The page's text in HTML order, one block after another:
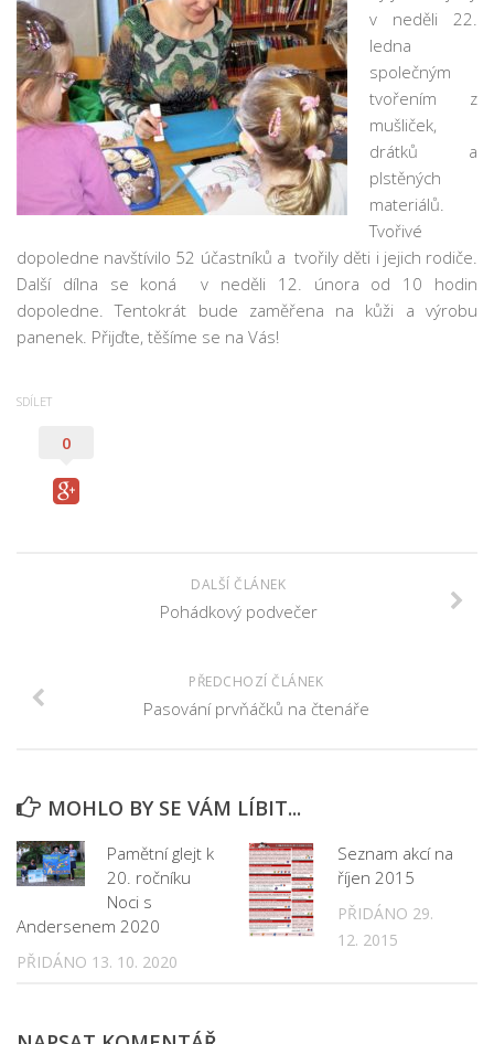
Pobočka Malý Rohozec
Pobočka Turnov II
Pobočka Mašov
Půjčovní doba
Služby
Základní služby
Půjčování e-knih a čteček e-knih
Portál KNIHA Z KNIHOVNY
Kultura a vzdělávání
Služby handicapovaným
Fotogalerie
Podporují nás
Akce
Online katalog
Vzdělávací centrum
Informační centrum pro mládež
Kontakt
v neděli 22.
ledna
společným
tvořením z
mušliček,
drátků a
plstěných
materiálů.
Tvořivé
dopoledne navštívilo 52 účastníků a tvořily děti i jejich rodiče.
Další dílna se koná v neděli 12. února od 10 hodin
dopoledne. Tentokrát bude zaměřena na kůži a výrobu
panenek. Přijďte, těšíme se na Vás!
SDÍLET
0
DALŠÍ ČLÁNEK
Pohádkový podvečer
PŘEDCHOZÍ ČLÁNEK
Pasování prvňáčků na čtenáře
MOHLO BY SE VÁM LÍBIT...
Pamětní glejt k
20. ročníku
Noci s
Andersenem 2020
PŘIDÁNO 13. 10. 2020
Seznam akcí na
říjen 2015
PŘIDÁNO 29.
12. 2015